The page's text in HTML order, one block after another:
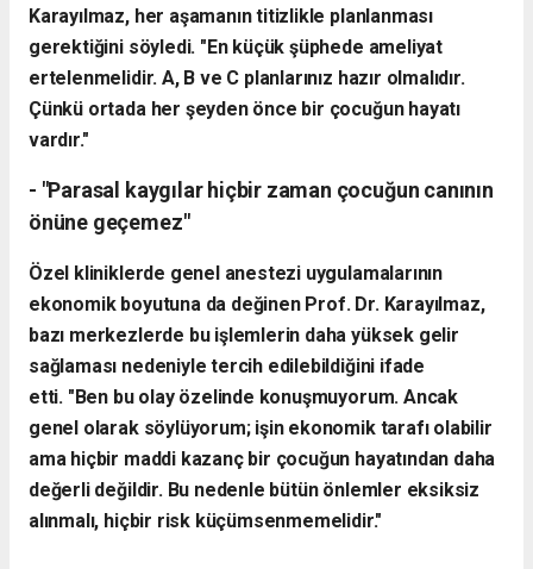
Karayılmaz, her aşamanın titizlikle planlanması
gerektiğini söyledi. "En küçük şüphede ameliyat
ertelenmelidir. A, B ve C planlarınız hazır olmalıdır.
Çünkü ortada her şeyden önce bir çocuğun hayatı
vardır."
- "Parasal kaygılar hiçbir zaman çocuğun canının
önüne geçemez"
Özel kliniklerde genel anestezi uygulamalarının
ekonomik boyutuna da değinen Prof. Dr. Karayılmaz,
bazı merkezlerde bu işlemlerin daha yüksek gelir
sağlaması nedeniyle tercih edilebildiğini ifade
etti. "Ben bu olay özelinde konuşmuyorum. Ancak
genel olarak söylüyorum; işin ekonomik tarafı olabilir
ama hiçbir maddi kazanç bir çocuğun hayatından daha
değerli değildir. Bu nedenle bütün önlemler eksiksiz
alınmalı, hiçbir risk küçümsenmemelidir."